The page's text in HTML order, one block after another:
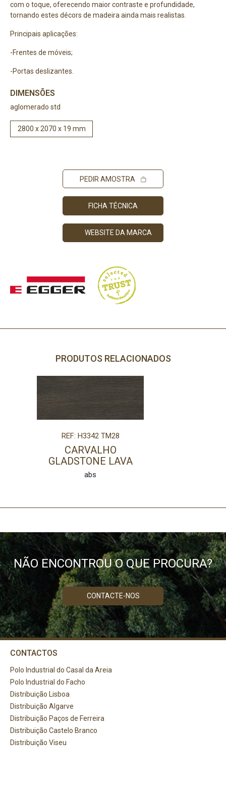
Comece por escrever aqui o que procura.
com o toque, oferecendo maior contraste e profundidade,
tornando estes décors de madeira ainda mais realistas.
Principais aplicações:
-Frentes de móveis;
-Portas deslizantes.
DIMENSÕES
aglomerado std
2800 x 2070 x 19 mm
PEDIR AMOSTRA
FICHA TÉCNICA
WEBSITE DA MARCA
PRODUTOS RELACIONADOS
REF: H3342 TM28
CARVALHO
GLADSTONE LAVA
abs
NÃO ENCONTROU O QUE PROCURA?
CONTACTE-NOS
CONTACTOS
Polo Industrial do Casal da Areia
Polo Industrial do Facho
Distribuição Lisboa
Distribuição Algarve
Distribuição Paços de Ferreira
Distribuição Castelo Branco
Distribuição Viseu